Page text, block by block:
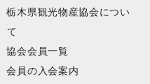
栃木県観光物産協会につい
て
協会会員一覧
会員の入会案内